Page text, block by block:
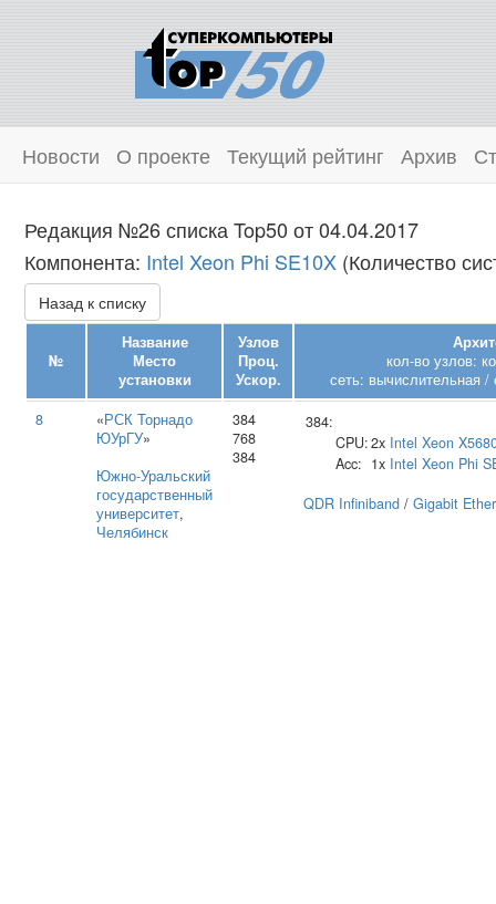
Новости О проекте Текущий рейтинг Архив
Редакция №26 списка Top50 от 04.04.2017
Компонента: Intel Xeon Phi SE10X (Количество
Назад к списку
№
Название
Место
установки
Узлов
Проц.
Ускор.
кол-во узлов:
сеть: вычислительная /
8
«РСК Торнадо
ЮУрГУ»
Южно‑Уральский
государственный
университет,
Челябинск
384
768
384
384:
CPU:2x Intel Xeon
Acc: 1x Intel Xeon Phi
QDR Infiniband / Gigabit